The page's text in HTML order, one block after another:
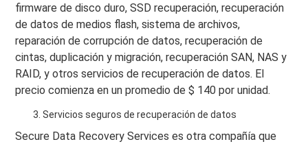
firmware de disco duro, SSD recuperación, recuperación
de datos de medios flash, sistema de archivos,
reparación de corrupción de datos, recuperación de
cintas, duplicación y migración, recuperación SAN, NAS y
RAID, y otros servicios de recuperación de datos. El
precio comienza en un promedio de $ 140 por unidad.
Servicios seguros de recuperación de datos
Secure Data Recovery Services es otra compañía que